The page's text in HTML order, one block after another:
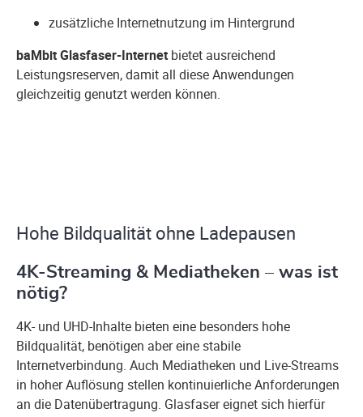
zusätzliche Internetnutzung im Hintergrund
baMbit Glasfaser-Internet bietet ausreichend
Leistungsreserven, damit all diese Anwendungen
gleichzeitig genutzt werden können.
Hohe Bildqualität ohne Ladepausen
4K-Streaming & Mediatheken – was ist
nötig?
4K- und UHD-Inhalte bieten eine besonders hohe
Bildqualität, benötigen aber eine stabile
Internetverbindung. Auch Mediatheken und Live-Streams
in hoher Auflösung stellen kontinuierliche Anforderungen
an die Datenübertragung. Glasfaser eignet sich hierfür